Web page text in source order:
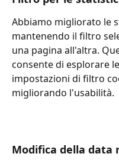
Abbiamo migliorato le
mantenendo il filtro
una pagina all'altra.
consente di esplorare
impostazioni di filtro
migliorando l'usabilità.
Modifica della data